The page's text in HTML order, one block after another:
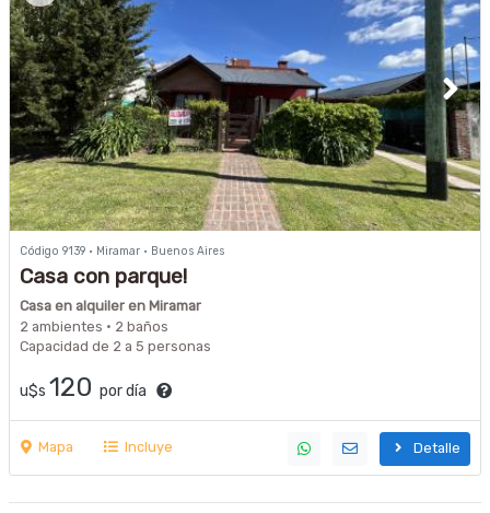
Código 9139 · Miramar · Buenos Aires
Casa con parque!
Casa en alquiler en Miramar
2 ambientes · 2 baños
Capacidad de 2 a 5 personas
u$s 120 por día
Mapa Incluye Detalle